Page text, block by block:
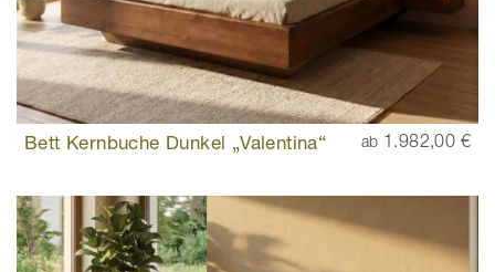
Bett Kernbuche Dunkel „Valentina“ ab 1.982,00 €